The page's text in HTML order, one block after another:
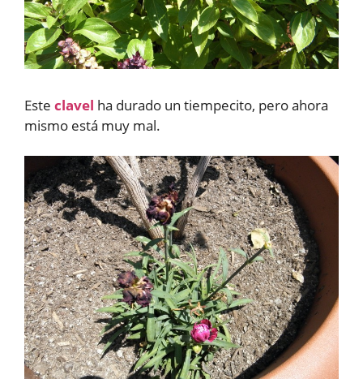
Este clavel ha durado un tiempecito, pero ahora
mismo está muy mal.